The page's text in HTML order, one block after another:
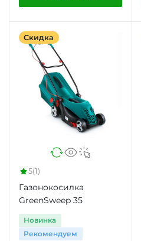
Скидка
5(1)
Газонокосилка
GreenSweep 35
Новинка
Рекомендуем